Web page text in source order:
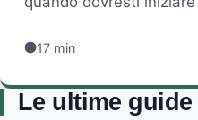
17 min
Le ultime